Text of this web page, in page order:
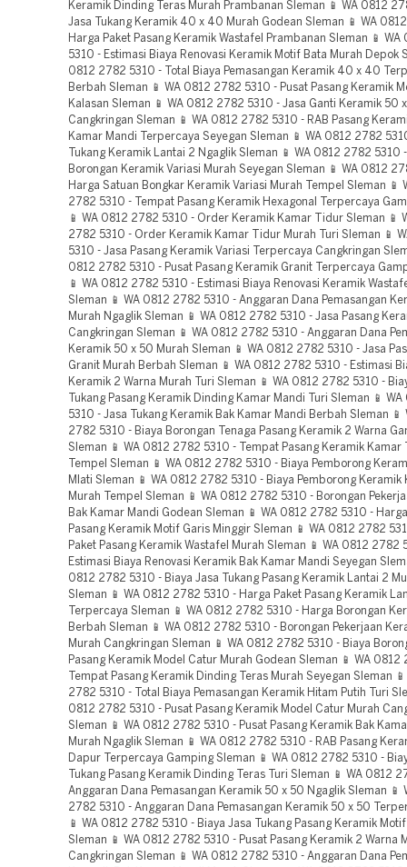
Keramik Dinding Teras Murah Prambanan Sleman 📱 WA 0812
Jasa Tukang Keramik 40 x 40 Murah Godean Sleman 📱 WA
Harga Paket Pasang Keramik Wastafel Prambanan Sleman 📱
5310 - Estimasi Biaya Renovasi Keramik Motif Bata Murah Depok
0812 2782 5310 - Total Biaya Pemasangan Keramik 40 x 40
Berbah Sleman 📱 WA 0812 2782 5310 - Pusat Pasang Keramik
Kalasan Sleman 📱 WA 0812 2782 5310 - Jasa Ganti Keramik 50
Cangkringan Sleman 📱 WA 0812 2782 5310 - RAB Pasang
Kamar Mandi Terpercaya Seyegan Sleman 📱 WA 0812 2782
Tukang Keramik Lantai 2 Ngaglik Sleman 📱 WA 0812 2782 5310
Borongan Keramik Variasi Murah Seyegan Sleman 📱 WA 0812
Harga Satuan Bongkar Keramik Variasi Murah Tempel Sleman 📱
2782 5310 - Tempat Pasang Keramik Hexagonal Terpercaya
📱 WA 0812 2782 5310 - Order Keramik Kamar Tidur Sleman 📱
2782 5310 - Order Keramik Kamar Tidur Murah Turi Sleman 📱
5310 - Jasa Pasang Keramik Variasi Terpercaya Cangkringan
0812 2782 5310 - Pusat Pasang Keramik Granit Terpercaya
📱 WA 0812 2782 5310 - Estimasi Biaya Renovasi Keramik
Sleman 📱 WA 0812 2782 5310 - Anggaran Dana Pemasangan
Murah Ngaglik Sleman 📱 WA 0812 2782 5310 - Jasa Pasang
Cangkringan Sleman 📱 WA 0812 2782 5310 - Anggaran Dana
Keramik 50 x 50 Murah Sleman 📱 WA 0812 2782 5310 - Jasa
Granit Murah Berbah Sleman 📱 WA 0812 2782 5310 - Estimasi
Keramik 2 Warna Murah Turi Sleman 📱 WA 0812 2782 5310 -
Tukang Pasang Keramik Dinding Kamar Mandi Turi Sleman 📱
5310 - Jasa Tukang Keramik Bak Kamar Mandi Berbah Sleman 📱
2782 5310 - Biaya Borongan Tenaga Pasang Keramik 2 Warna
Sleman 📱 WA 0812 2782 5310 - Tempat Pasang Keramik Kamar
Tempel Sleman 📱 WA 0812 2782 5310 - Biaya Pemborong
Mlati Sleman 📱 WA 0812 2782 5310 - Biaya Pemborong
Murah Tempel Sleman 📱 WA 0812 2782 5310 - Borongan
Bak Kamar Mandi Godean Sleman 📱 WA 0812 2782 5310 -
Pasang Keramik Motif Garis Minggir Sleman 📱 WA 0812 2782
Paket Pasang Keramik Wastafel Murah Sleman 📱 WA 0812 2782
Estimasi Biaya Renovasi Keramik Bak Kamar Mandi Seyegan
0812 2782 5310 - Biaya Jasa Tukang Pasang Keramik Lantai 2
Sleman 📱 WA 0812 2782 5310 - Harga Paket Pasang Keramik
Terpercaya Sleman 📱 WA 0812 2782 5310 - Harga Borongan
Berbah Sleman 📱 WA 0812 2782 5310 - Borongan Pekerjaan
Murah Cangkringan Sleman 📱 WA 0812 2782 5310 - Biaya
Pasang Keramik Model Catur Murah Godean Sleman 📱 WA 0812
Tempat Pasang Keramik Dinding Teras Murah Seyegan Sleman
2782 5310 - Total Biaya Pemasangan Keramik Hitam Putih Turi
0812 2782 5310 - Pusat Pasang Keramik Model Catur Murah
Sleman 📱 WA 0812 2782 5310 - Pusat Pasang Keramik Bak
Murah Ngaglik Sleman 📱 WA 0812 2782 5310 - RAB Pasang
Dapur Terpercaya Gamping Sleman 📱 WA 0812 2782 5310 -
Tukang Pasang Keramik Dinding Teras Turi Sleman 📱 WA 0812
Anggaran Dana Pemasangan Keramik 50 x 50 Ngaglik Sleman 📱
2782 5310 - Anggaran Dana Pemasangan Keramik 50 x 50
📱 WA 0812 2782 5310 - Biaya Jasa Tukang Pasang Keramik
Sleman 📱 WA 0812 2782 5310 - Pusat Pasang Keramik 2 Warna
Cangkringan Sleman 📱 WA 0812 2782 5310 - Anggaran Dana